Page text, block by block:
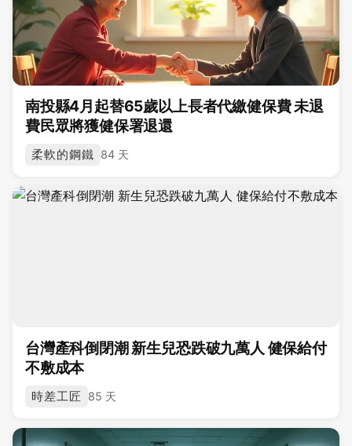
南投縣4月起替65歲以上長者代繳健保費 未退
費民眾將獲健保署退還
柔軟的鋼鐵 84 天
台灣產科倒閉潮 新生兒恐跌破九萬人 健保給付
不敷成本
時差工匠 85 天